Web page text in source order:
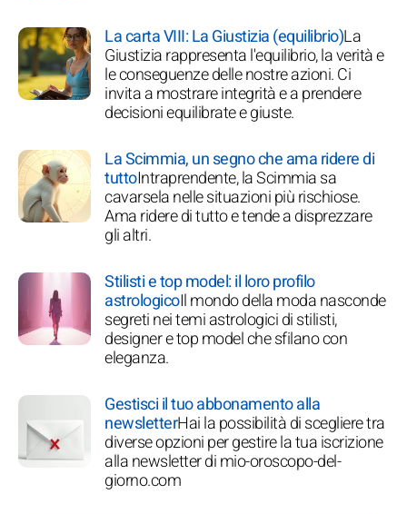
La carta VIII: La Giustizia (equilibrio)La
Giustizia rappresenta l'equilibrio, la verità e
le conseguenze delle nostre azioni. Ci
invita a mostrare integrità e a prendere
decisioni equilibrate e giuste.
La Scimmia, un segno che ama ridere di
tuttoIntraprendente, la Scimmia sa
cavarsela nelle situazioni più rischiose.
Ama ridere di tutto e tende a disprezzare
gli altri.
Stilisti e top model: il loro profilo
astrologicoIl mondo della moda nasconde
segreti nei temi astrologici di stilisti,
designer e top model che sfilano con
eleganza.
Gestisci il tuo abbonamento alla
newsletterHai la possibilità di scegliere tra
diverse opzioni per gestire la tua iscrizione
alla newsletter di mio-oroscopo-del-
giorno.com